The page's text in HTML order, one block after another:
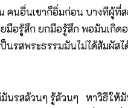
คนอื่นเขาก็อิ่มก่อน บางทีผู้
อรู้สึก ยกมือรู้สึก พอมันเกิด
สพระธรรมมันไม่ได้สัมผัสไ
รสล้วนๆ รู้ล้วนๆ หาวิธีให้